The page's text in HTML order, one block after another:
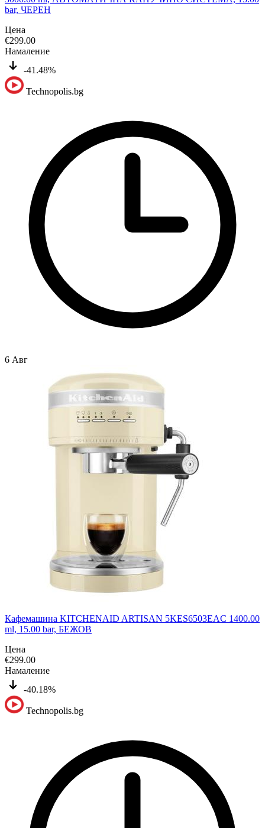
bar, ЧЕРЕН
Цена
€299.00
Намаление
-41.48%
Technopolis.bg
6 Авг
Кафемашина KITCHENAID ARTISAN 5KES6503EAC 1400.00
ml, 15.00 bar, БЕЖОВ
Цена
€299.00
Намаление
-40.18%
Technopolis.bg